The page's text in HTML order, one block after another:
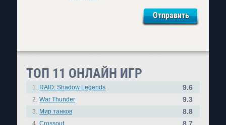
ТОП 11 ОНЛАЙН ИГР
1. RAID: Shadow Legends 9.6
2. War Thunder 9.3
3. Мир танков 8.8
4. Crossout